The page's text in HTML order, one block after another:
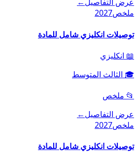
ملخص2027
توصيلات انكليزي شامل للمادة
📖 انكليزي
🎓 الثالث المتوسط
📂 ملخص
عرض التفاصيل←
ملخص2027
توصيلات انكليزي شامل للمادة